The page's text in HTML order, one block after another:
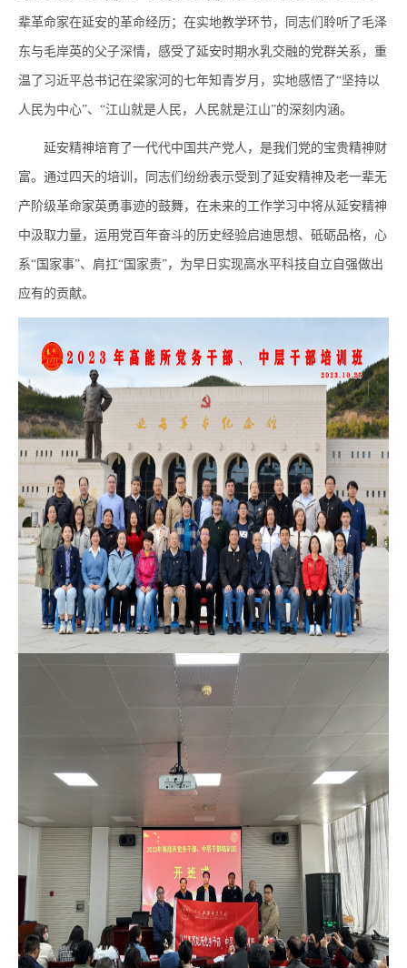
辈革命家在延安的革命经历；在实地教学环节，同志们聆听了毛泽
东与毛岸英的父子深情，感受了延安时期水乳交融的党群关系，重
温了习近平总书记在梁家河的七年知青岁月，实地感悟了“坚持以
人民为中心”、“江山就是人民，人民就是江山”的深刻内涵。
延安精神培育了一代代中国共产党人，是我们党的宝贵精神财
富。通过四天的培训，同志们纷纷表示受到了延安精神及老一辈无
产阶级革命家英勇事迹的鼓舞，在未来的工作学习中将从延安精神
中汲取力量，运用党百年奋斗的历史经验启迪思想、砥砺品格，心
系“国家事”、肩扛“国家责”，为早日实现高水平科技自立自强做出
应有的贡献。